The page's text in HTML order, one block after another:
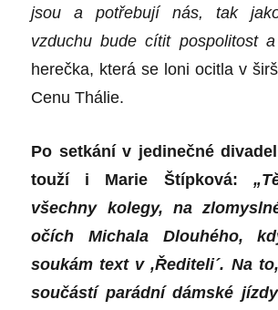
jsou a potřebují nás, tak
vzduchu bude cítit pospolitost a
herečka, která se loni ocitla v
Cenu Thálie.
Po setkání v jedinečné
touží i Marie Štípková:
všechny kolegy, na
očích Michala Dlouhého,
soukám text v ,Řediteli´. Na
součástí parádní dámské